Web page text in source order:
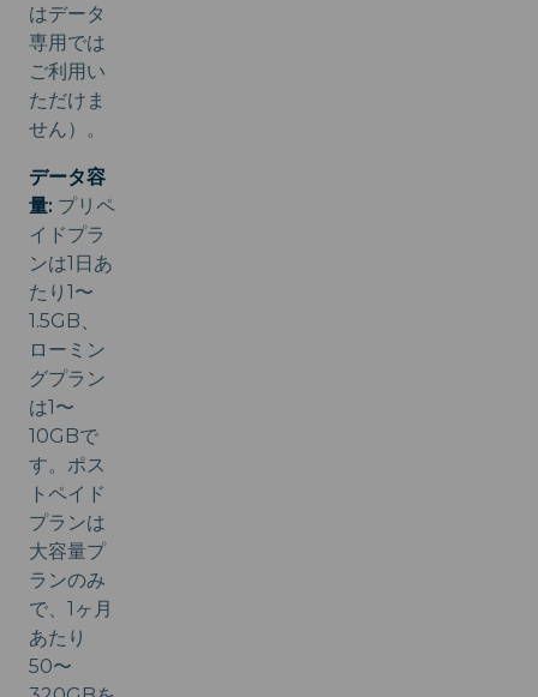
はデータ
専用では
ご利用い
ただけま
せん）。
データ容
量: プリペ
イドプラ
ンは1日あ
たり1〜
1.5GB、
ローミン
グプラン
は1〜
10GBで
す。ポス
トペイド
プランは
大容量プ
ランのみ
で、1ヶ月
あたり
50〜